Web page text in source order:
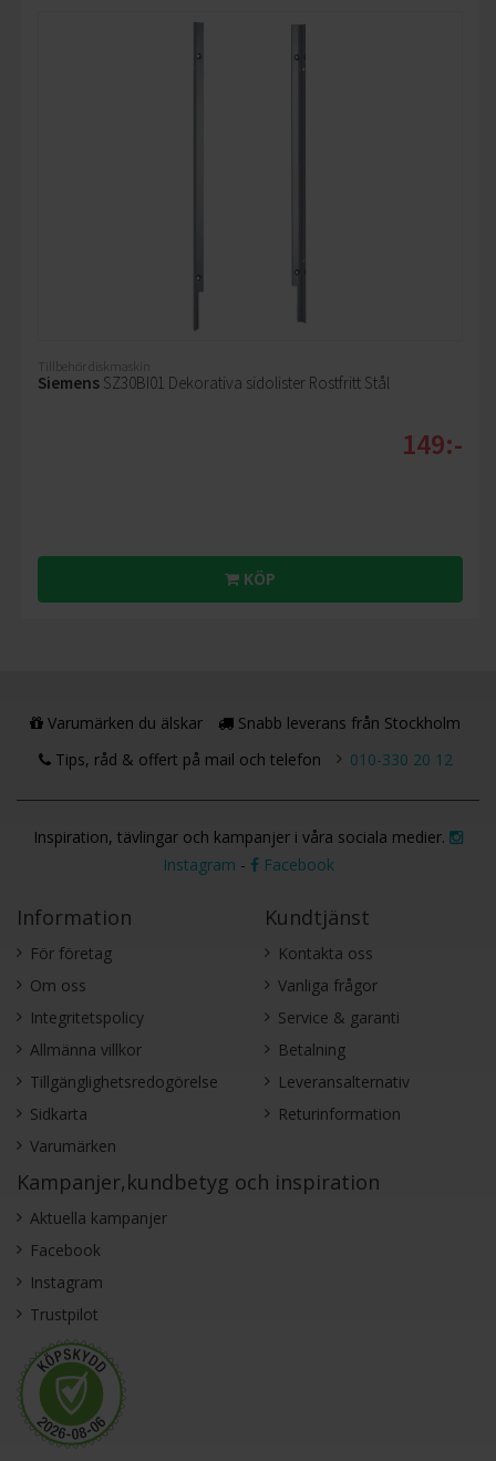
Tillbehör diskmaskin
Siemens SZ30BI01 Dekorativa sidolister Rostfritt Stål
149:-
KÖP
Varumärken du älskar
Snabb leverans från Stockholm
Tips, råd & offert på mail och telefon
010-330 20 12
Inspiration, tävlingar och kampanjer i våra sociala medier.
Instagram - Facebook
Information
För företag
Om oss
Integritetspolicy
Allmänna villkor
Tillgänglighetsredogörelse
Sidkarta
Varumärken
Kundtjänst
Kontakta oss
Vanliga frågor
Service & garanti
Betalning
Leveransalternativ
Returinformation
Kampanjer,kundbetyg och inspiration
Aktuella kampanjer
Facebook
Instagram
Trustpilot